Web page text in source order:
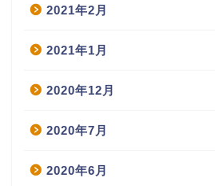
2021年2月
2021年1月
2020年12月
2020年7月
2020年6月